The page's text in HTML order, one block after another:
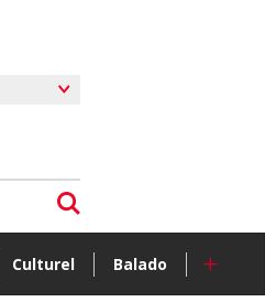
Culturel Balado +